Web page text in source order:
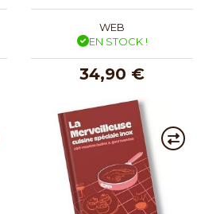
WEB
EN STOCK !
34,90 €